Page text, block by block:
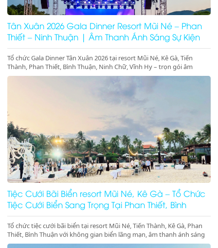
Tân Xuân 2026 Gala Dinner Resort Mũi Né – Phan
Thiết – Ninh Thuận | Âm Thanh Ánh Sáng Sự Kiện
Cao Cấp
Tổ chức Gala Dinner Tân Xuân 2026 tại resort Mũi Né, Kê Gà, Tiến
Thành, Phan Thiết, Bình Thuận, Ninh Chữ, Vĩnh Hy – trọn gói âm
thanh ánh sáng, sân khấu, màn hình LED, concept sự kiện đầu năm
Tiệc Cưới Bãi Biển resort Mũi Né, Kê Gà – Tổ Chức
Tiệc Cưới Biển Sang Trọng Tại Phan Thiết, Bình
Thuận
Tổ chức tiệc cưới bãi biển tại resort Mũi Né, Tiến Thành, Kê Gà, Phan
Thiết, Bình Thuận với không gian biển lãng mạn, âm thanh ánh sáng
chuyên nghiệp, sân khấu cưới đẳng cấp. Liên hệ ngay để đặt dịch vụ